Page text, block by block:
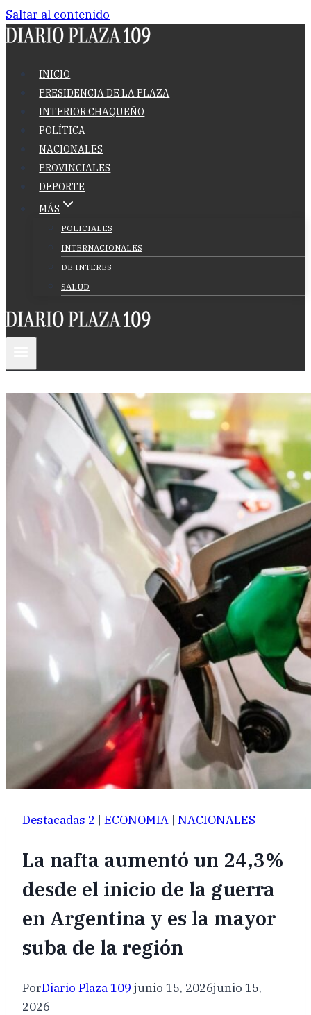
Saltar al contenido
INICIO
PRESIDENCIA DE LA PLAZA
INTERIOR CHAQUEÑO
POLÍTICA
NACIONALES
PROVINCIALES
DEPORTE
MÁS
POLICIALES
INTERNACIONALES
DE INTERES
SALUD
Destacadas 2 | ECONOMIA | NACIONALES
La nafta aumentó un 24,3%
desde el inicio de la guerra
en Argentina y es la mayor
suba de la región
PorDiario Plaza 109 junio 15, 2026junio 15,
2026